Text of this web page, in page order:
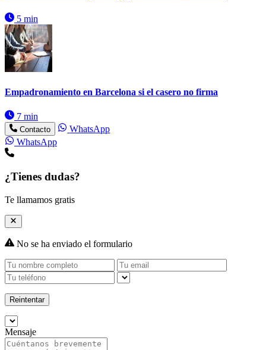
5 min
Empadronamiento en Barcelona si el casero no firma
7 min
Contacto
WhatsApp
WhatsApp
¿Tienes dudas?
Te llamamos gratis
No se ha enviado el formulario
Reintentar
Mensaje